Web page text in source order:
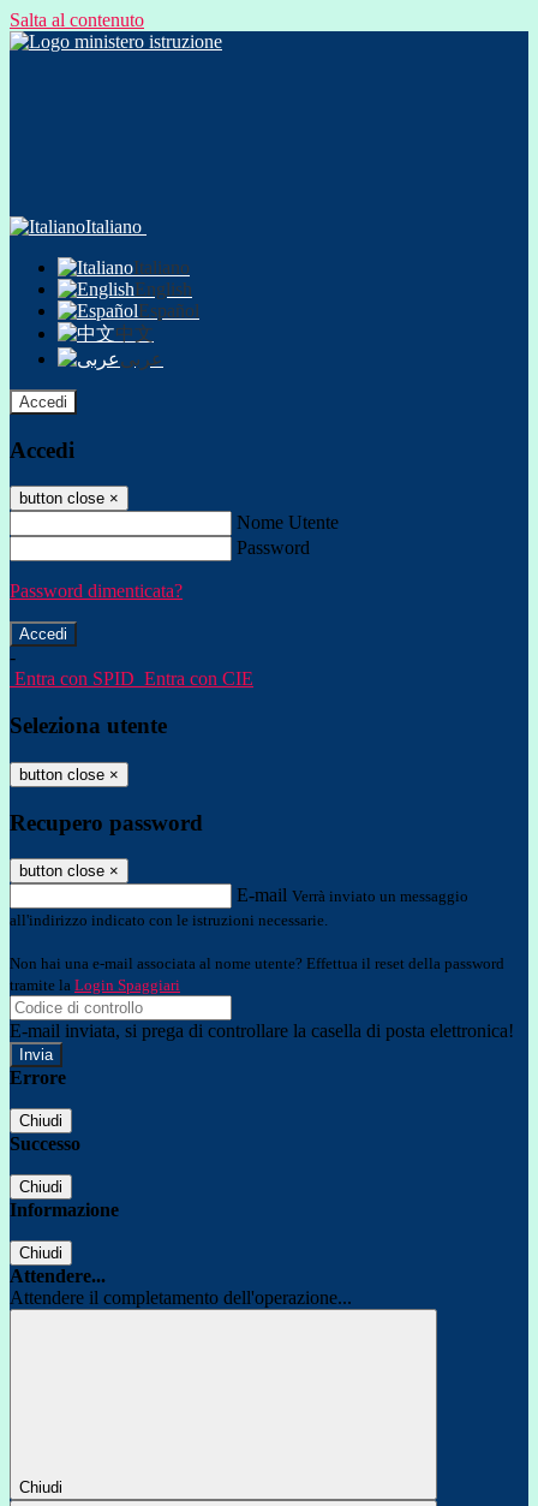
Salta al contenuto
Italiano
Italiano
English
Español
中文
عربى
Accedi
Accedi
button close ×
Nome Utente
Password
Password dimenticata?
-
Entra con SPID Entra con CIE
Seleziona utente
button close ×
Recupero password
button close ×
E-mail Verrà inviato un messaggio
all'indirizzo indicato con le istruzioni necessarie.
Non hai una e-mail associata al nome utente? Effettua il reset della password
tramite la Login Spaggiari
E-mail inviata, si prega di controllare la casella di posta elettronica!
Errore
Chiudi
Successo
Chiudi
Informazione
Chiudi
Attendere...
Attendere il completamento dell'operazione...
Chiudi